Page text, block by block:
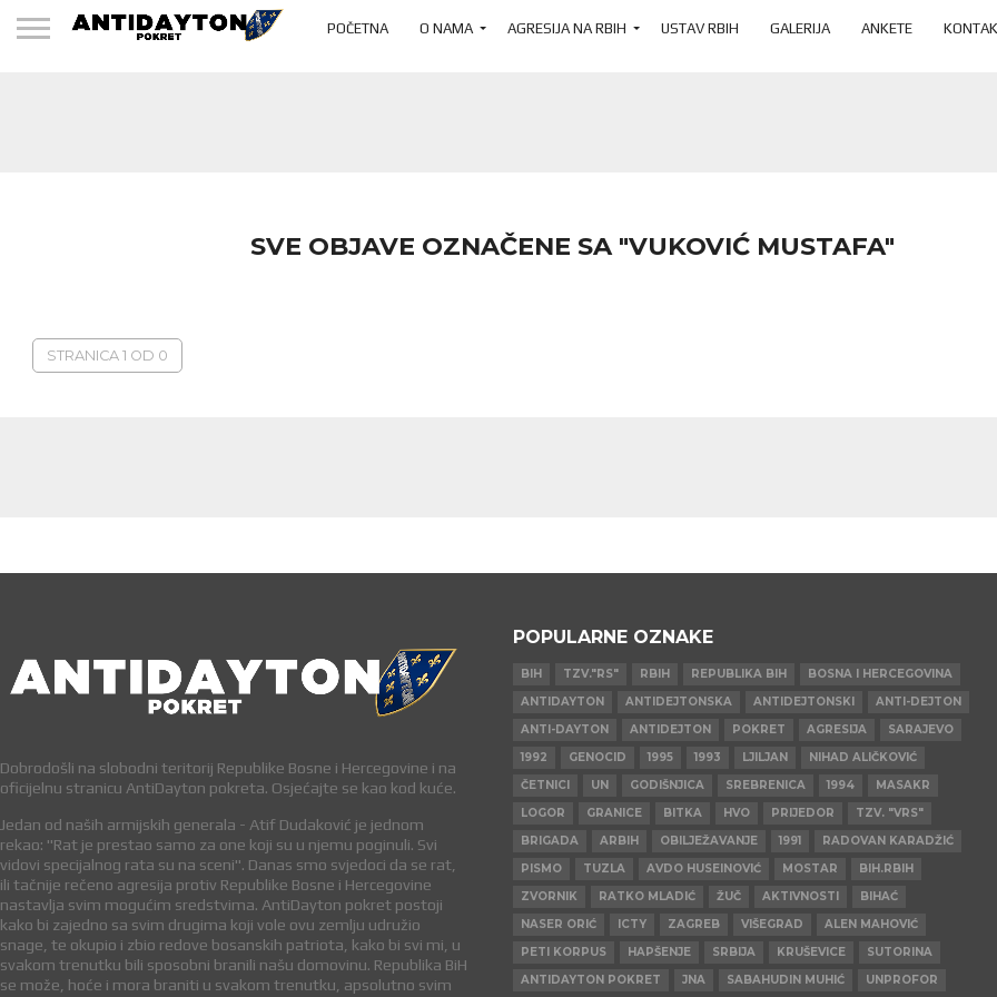
POČETNA O NAMA AGRESIJA NA RBIH USTAV RBIH GALERIJA ANKETE
SVE OBJAVE OZNAČENE SA "VUKOVIĆ MUSTAFA"
STRANICA 1 OD 0
Dobrodošli na slobodni teritorij Republike Bosne i Hercegovine i na
oficijelnu stranicu AntiDayton pokreta. Osjećajte se kao kod kuće.
Jedan od naših armijskih generala - Atif Dudaković je jednom
rekao: "Rat je prestao samo za one koji su u njemu poginuli. Svi
vidovi specijalnog rata su na sceni". Danas smo svjedoci da se rat,
ili tačnije rečeno agresija protiv Republike Bosne i Hercegovine
nastavlja svim mogućim sredstvima. AntiDayton pokret postoji
kako bi zajedno sa svim drugima koji vole ovu zemlju udružio
snage, te okupio i zbio redove bosanskih patriota, kako bi svi mi, u
svakom trenutku bili sposobni branili našu domovinu. Republika BiH
se može, hoće i mora braniti u svakom trenutku, apsolutno svim
POPULARNE OZNAKE
BIH TZV."RS" RBIH REPUBLIKA BIH
BOSNA I HERCEGOVINA
ANTIDAYTON
ANTIDEJTONSKA ANTIDEJTONSKI
ANTI-DEJTON
ANTI-DAYTON
ANTIDEJTON POKRET AGRESIJA
SARAJEVO
1992
GENOCID 1995 1993 LJILJAN
NIHAD ALIČKOVIĆ
ČETNICI
UN GODIŠNJICA SREBRENICA 1994
MASAKR
LOGOR
GRANICE BITKA HVO PRIJEDOR
TZV. "VRS"
BRIGADA
ARBIH OBILJEŽAVANJE 1991
RADOVAN KARADŽIĆ
PISMO
TUZLA AVDO HUSEINOVIĆ MOSTAR
BIH.RBIH
ZVORNIK
RATKO MLADIĆ ŽUČ AKTIVNOSTI
BIHAĆ
NASER ORIĆ
ICTY ZAGREB VIŠEGRAD
ALEN MAHOVIĆ
PETI KORPUS
HAPŠENJE SRBIJA KRUŠEVICE
SUTORINA
ANTIDAYTON POKRET
JNA SABAHUDIN MUHIĆ UNPROFOR